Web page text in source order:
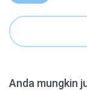
Anda mungkin